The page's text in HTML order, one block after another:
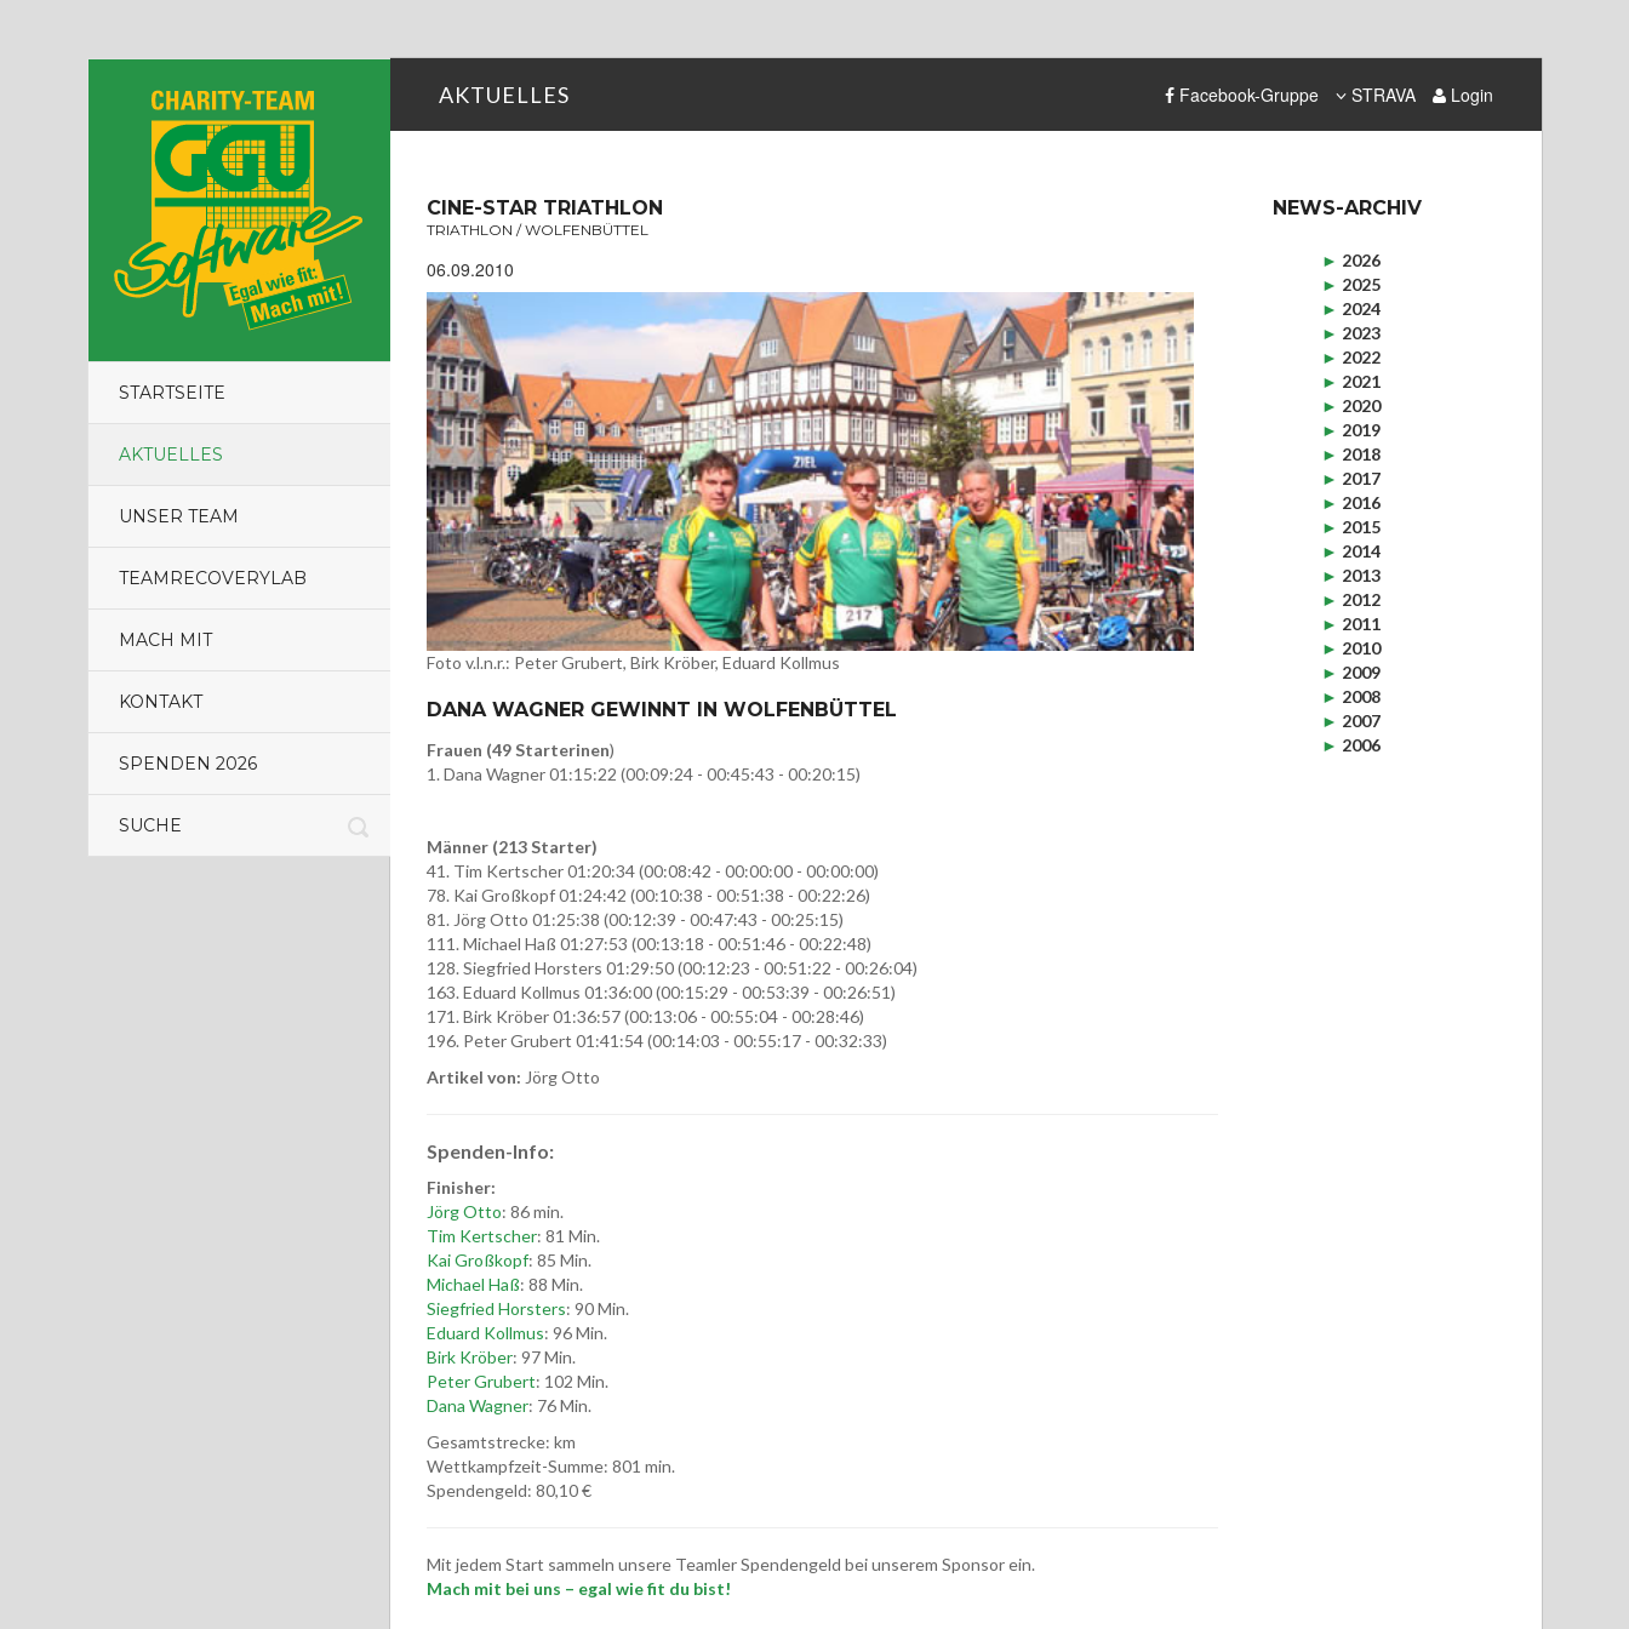
STARTSEITE
AKTUELLES
UNSER TEAM
TEAMRECOVERYLAB
MACH MIT
KONTAKT
SPENDEN 2026
AKTUELLES Facebook-Gruppe STRAVA Login
CINE-STAR TRIATHLON
TRIATHLON / WOLFENBÜTTEL
06.09.2010
Foto v.l.n.r.: Peter Grubert, Birk Kröber, Eduard Kollmus
DANA WAGNER GEWINNT IN WOLFENBÜTTEL
Frauen (49 Starterinen)
1. Dana Wagner 01:15:22 (00:09:24 - 00:45:43 - 00:20:15)
Männer (213 Starter)
41. Tim Kertscher 01:20:34 (00:08:42 - 00:00:00 - 00:00:00)
78. Kai Großkopf 01:24:42 (00:10:38 - 00:51:38 - 00:22:26)
81. Jörg Otto 01:25:38 (00:12:39 - 00:47:43 - 00:25:15)
111. Michael Haß 01:27:53 (00:13:18 - 00:51:46 - 00:22:48)
128. Siegfried Horsters 01:29:50 (00:12:23 - 00:51:22 - 00:26:04)
163. Eduard Kollmus 01:36:00 (00:15:29 - 00:53:39 - 00:26:51)
171. Birk Kröber 01:36:57 (00:13:06 - 00:55:04 - 00:28:46)
196. Peter Grubert 01:41:54 (00:14:03 - 00:55:17 - 00:32:33)
Artikel von: Jörg Otto
Spenden-Info:
Finisher:
Jörg Otto: 86 min.
Tim Kertscher: 81 Min.
Kai Großkopf: 85 Min.
Michael Haß: 88 Min.
Siegfried Horsters: 90 Min.
Eduard Kollmus: 96 Min.
Birk Kröber: 97 Min.
Peter Grubert: 102 Min.
Dana Wagner: 76 Min.
Gesamtstrecke: km
Wettkampfzeit-Summe: 801 min.
Spendengeld: 80,10 €
Mit jedem Start sammeln unsere Teamler Spendengeld bei unserem Sponsor ein.
Mach mit bei uns – egal wie fit du bist!
NEWS-ARCHIV
► 2026
► 2025
► 2024
► 2023
► 2022
► 2021
► 2020
► 2019
► 2018
► 2017
► 2016
► 2015
► 2014
► 2013
► 2012
► 2011
► 2010
► 2009
► 2008
► 2007
► 2006